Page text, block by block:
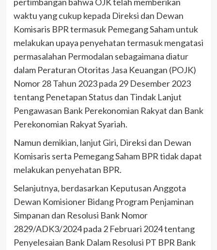
waktu yang cukup kepada Direksi dan Dewan
Komisaris BPR termasuk Pemegang Saham untuk
melakukan upaya penyehatan termasuk mengatasi
permasalahan Permodalan sebagaimana diatur
dalam Peraturan Otoritas Jasa Keuangan (POJK)
Nomor 28 Tahun 2023 pada 29 Desember 2023
tentang Penetapan Status dan Tindak Lanjut
Pengawasan Bank Perekonomian Rakyat dan Bank
Perekonomian Rakyat Syariah.
Namun demikian, lanjut Giri, Direksi dan Dewan
Komisaris serta Pemegang Saham BPR tidak dapat
melakukan penyehatan BPR.
Selanjutnya, berdasarkan Keputusan Anggota
Dewan Komisioner Bidang Program Penjaminan
Simpanan dan Resolusi Bank Nomor
2829/ADK3/2024 pada 2 Februari 2024 tentang
Penyelesaian Bank Dalam Resolusi PT BPR Bank